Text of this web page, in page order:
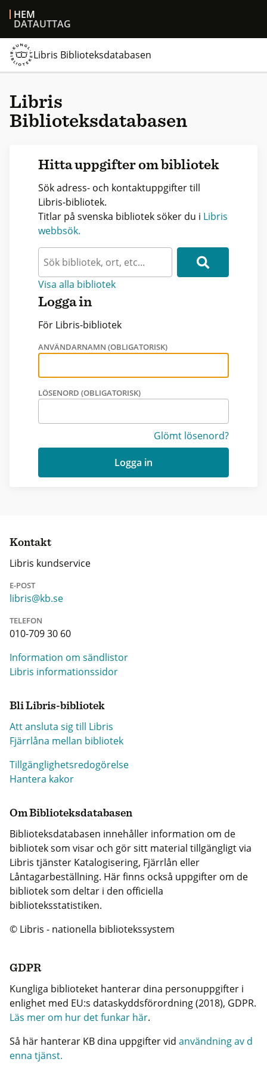
HEM
DATAUTTAG
Libris Biblioteksdatabasen
Libris
Biblioteksdatabasen
Hitta uppgifter om bibliotek
Sök adress- och kontaktuppgifter till
Libris-bibliotek.
Titlar på svenska bibliotek söker du i Libris
webbsök.
Visa alla bibliotek
Logga in
För Libris-bibliotek
ANVÄNDARNAMN (OBLIGATORISK)
LÖSENORD (OBLIGATORISK)
Glömt lösenord?
Logga in
Kontakt
Libris kundservice
E-POST
libris@kb.se
TELEFON
010-709 30 60
Information om sändlistor
Libris informationssidor
Bli Libris-bibliotek
Att ansluta sig till Libris
Fjärrlåna mellan bibliotek
Tillgänglighetsredogörelse
Hantera kakor
Om Biblioteksdatabasen
Biblioteksdatabasen innehåller information om de
bibliotek som visar och gör sitt material tillgängligt via
Libris tjänster Katalogisering, Fjärrlån eller
Låntagarbeställning. Här finns också uppgifter om de
bibliotek som deltar i den officiella
biblioteksstatistiken.
© Libris - nationella bibliotekssystem
GDPR
Kungliga biblioteket hanterar dina personuppgifter i
enlighet med EU:s dataskyddsförordning (2018), GDPR.
Läs mer om hur det funkar här.
Så här hanterar KB dina uppgifter vid användning av d
enna tjänst.